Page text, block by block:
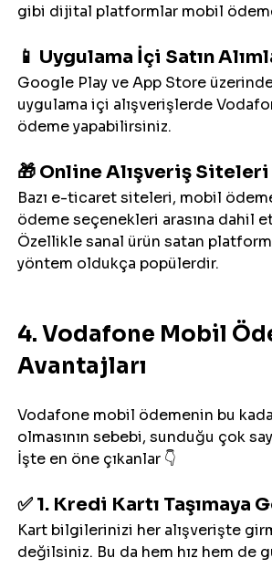
gibi dijital platformlar mobil
📱 Uygulama İçi Satın
Google Play ve App Store
uygulama içi alışverişlerde
ödeme yapabilirsiniz.
🎁 Online Alışveriş Siteleri
Bazı e-ticaret siteleri, mobil
ödeme seçenekleri arasına dahil
Özellikle sanal ürün satan
yöntem oldukça popülerdir.
4. Vodafone Mobil
Avantajları
Vodafone mobil ödemenin bu
olmasının sebebi, sunduğu çok
İşte en öne çıkanlar 👇
✅ 1. Kredi Kartı Taşımaya
Kart bilgilerinizi her alışverişte
değilsiniz. Bu da hem hız hem de